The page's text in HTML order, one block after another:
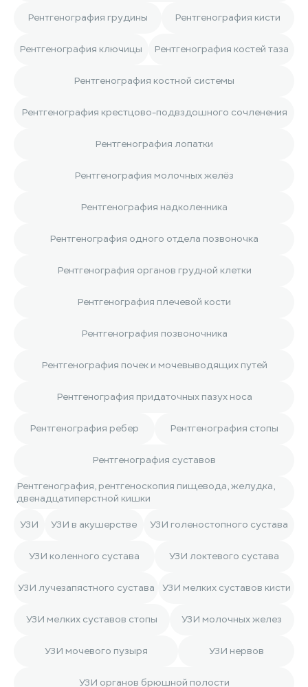
Рентгенография грудины Рентгенография кисти
Рентгенография ключицы Рентгенография костей таза
Рентгенография костной системы
Рентгенография крестцово-подвздошного сочленения
Рентгенография лопатки
Рентгенография молочных желёз
Рентгенография надколенника
Рентгенография одного отдела позвоночка
Рентгенография органов грудной клетки
Рентгенография плечевой кости
Рентгенография позвоночника
Рентгенография почек и мочевыводящих путей
Рентгенография придаточных пазух носа
Рентгенография ребер Рентгенография стопы
Рентгенография суставов
Рентгенография, рентгеноскопия пищевода, желудка,
двенадцатиперстной кишки
УЗИ
УЗИ в акушерстве УЗИ голеностопного сустава
УЗИ коленного сустава УЗИ локтевого сустава
УЗИ лучезапястного сустава УЗИ мелких суставов кисти
УЗИ мелких суставов стопы УЗИ молочных желез
УЗИ мочевого пузыря УЗИ нервов
УЗИ органов брюшной полости